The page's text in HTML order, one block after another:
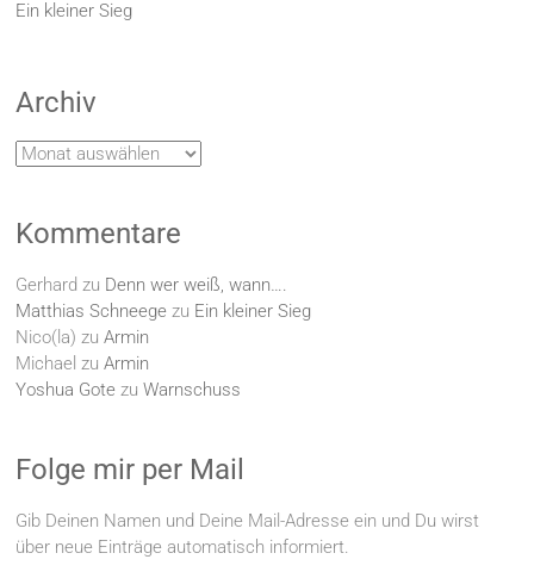
Ein kleiner Sieg
Archiv
Archiv
Kommentare
Gerhard zu Denn wer weiß, wann….
Matthias Schneege zu Ein kleiner Sieg
Nico(la) zuArmin
Michael zuArmin
Yoshua Gote zuWarnschuss
Folge mir per Mail
Gib Deinen Namen und Deine Mail-Adresse ein und Du wirst
über neue Einträge automatisch informiert.